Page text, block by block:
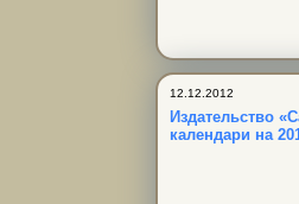
12.12.2012
Издательство
календари на